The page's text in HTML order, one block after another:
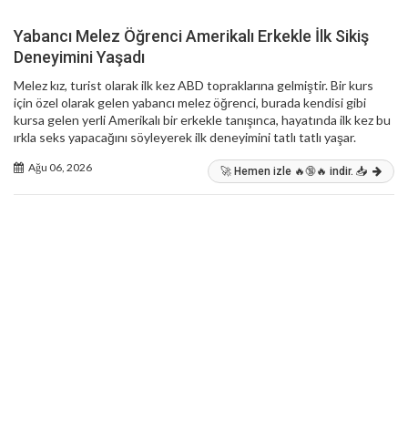
Yabancı Melez Öğrenci Amerikalı Erkekle İlk Sikiş
Deneyimini Yaşadı
Melez kız, turist olarak ilk kez ABD topraklarına gelmiştir. Bir kurs
için özel olarak gelen yabancı melez öğrenci, burada kendisi gibi
kursa gelen yerli Amerikalı bir erkekle tanışınca, hayatında ilk kez bu
ırkla seks yapacağını söyleyerek ilk deneyimini tatlı tatlı yaşar.
Ağu 06, 2026 🚀 Hemen izle 🔥🔞🔥 indir. 📥